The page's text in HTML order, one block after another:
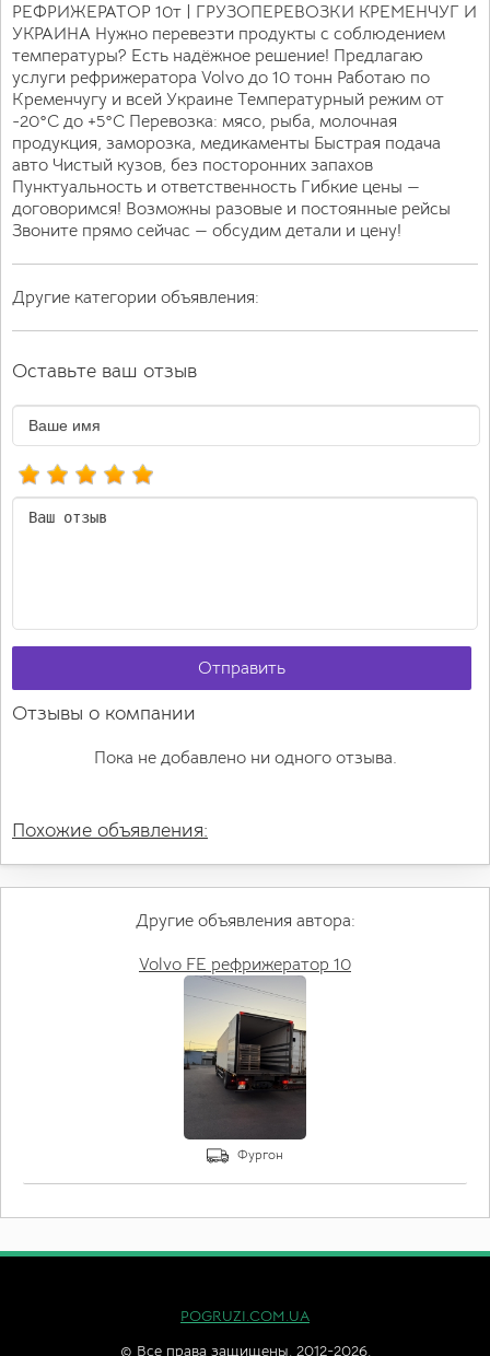
РЕФРИЖЕРАТОР 10т | ГРУЗОПЕРЕВОЗКИ КРЕМЕНЧУГ И
УКРАИНА Нужно перевезти продукты с соблюдением
температуры? Есть надёжное решение! Предлагаю
услуги рефрижератора Volvo до 10 тонн Работаю по
Кременчугу и всей Украине Температурный режим от
-20°C до +5°C Перевозка: мясо, рыба, молочная
продукция, заморозка, медикаменты Быстрая подача
авто Чистый кузов, без посторонних запахов
Пунктуальность и ответственность Гибкие цены —
договоримся! Возможны разовые и постоянные рейсы
Звоните прямо сейчас — обсудим детали и цену!
Другие категории объявления:
Оставьте ваш отзыв
Отправить
Отзывы о компании
Пока не добавлено ни одного отзыва.
Похожие объявления:
Другие объявления автора:
Volvo FE рефрижератор 10
Фургон
POGRUZI.COM.UA
© Все права защищены. 2012-2026.